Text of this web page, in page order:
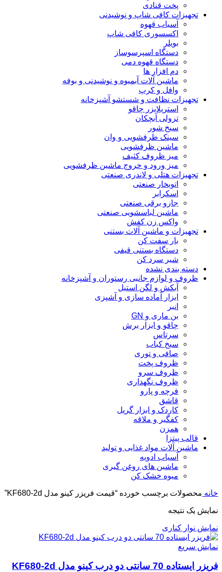
پخت قنادی
تجهیزات کافی شاپ و نوشیدنی
آسیاب قهوه
اکسسوری کافی شاپ
بویلر
دستگاه اسپرسوساز
دستگاه قهوه دمی
دم افزار ها
ماشین آلات آبمیوه و نوشیدنی و بوفه
وافل و کرپ
تجهیزات نظافت و شستشو آشپزخانه
استریلایزر چاقو
ترولی آبچکان
سیخ شور
سینک ظرفشویی و وان
ماشین ظرفشویی
میز ظروف کثیف
میز ورود و خروج ماشین ظرفشویی
تجهیزات هتلی و لاندری صنعتی
اتوبخار صنعتی
اسکرابر
جارو برقی صنعتی
ماشین لباسشویی صنعتی
واکس زن کفش
تجهیزات و ماشین آلات بستنی
بار سفت کن
دستگاه بستنی قیفی
شیر سرد کن
دسته بندی نشده
ظروف و لوازم جانبی رستوران و آشپزخانه
آبکش و لگن استیل
ابزار آماده سازی و آشپزی
انبر
بن ماری و GN
چاقو و ابزار برش
سرتاس
سیخ کباب
صافی و توری
ظروف پخت
ظروف سرو
ظروف نگهداری
فرچه و پارو
قاشق
کاردک و ابزار گریل
کفگیر و ملاقه
همزن
قالب پیتزا
ماشین آلات مواد غذایی و تولید
آسیاب ادویه
ماشین های روغن گیری
میوه خشک کن
خانه محصولات برچسب خورده “قیمت فریزر کینو مدل KF680-2d”
نمایش یک نتیجه
نمایش نوار کناری
نمایش سریع
فریزر ایستاده 70 سانتی دو درب کینو مدل KF680-2d